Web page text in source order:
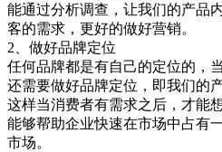
能通过分析调查，让我们的产品
客的需求，更好的做好营销。
2、做好品牌定位
任何品牌都是有自己的定位的，
还需要做好品牌定位，即我们的
这样当消费者有需求之后，才能
能够帮助企业快速在市场中占有
市场。